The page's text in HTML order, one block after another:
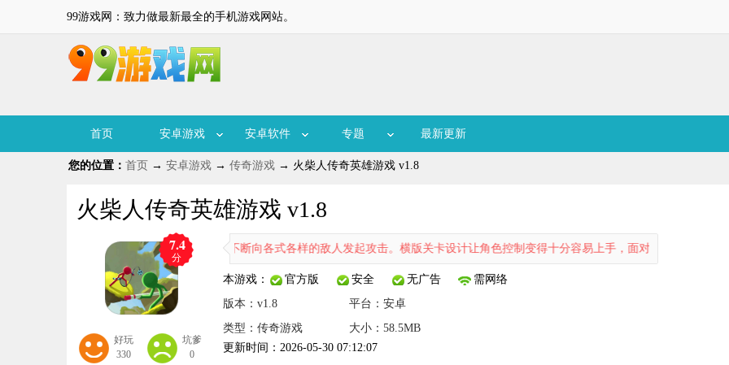
99游戏网：致力做最新最全的手机游戏网站。
首页 安卓游戏 安卓软件 专题 最新更新
您的位置： 首页 → 安卓游戏 → 传奇游戏 → 火柴人传奇英雄游戏 v1.8
火柴人传奇英雄游戏 v1.8
7.4
分
好玩
330
坑爹
0
里，玩家要操控自己的火柴人，不断向各式各样的敌人发起攻击。横版关卡设计让角色控制变得十分容易上手，面对那些精彩刺激的挑战
本游戏： 官方版 安全 无广告
需网络
版本：v1.8
平台： 安卓
类型：传奇游戏
大小：58.5MB
更新时间：2026-05-30 07:12:07